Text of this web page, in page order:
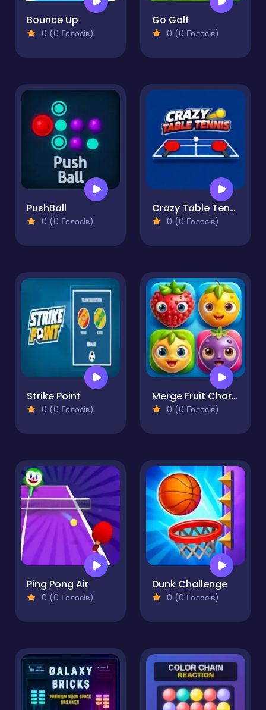
Bounce Up
0 (0 Голосів)
Go Golf
0 (0 Голосів)
PushBall
0 (0 Голосів)
Crazy Table Tennis
0 (0 Голосів)
Strike Point
0 (0 Голосів)
Merge Fruit Characters
0 (0 Голосів)
Ping Pong Air
0 (0 Голосів)
Dunk Challenge
0 (0 Голосів)